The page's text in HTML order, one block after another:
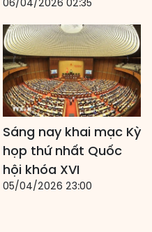
06/04/2026 02:35
Sáng nay khai mạc Kỳ
họp thứ nhất Quốc
hội khóa XVI
05/04/2026 23:00